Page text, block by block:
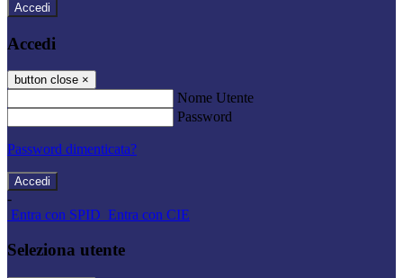
Accedi
Accedi
button close ×
Nome Utente
Password
Password dimenticata?
-
Entra con SPID Entra con CIE
Seleziona utente